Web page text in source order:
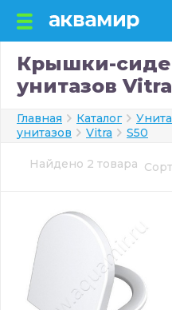
Крышки-
унитазов
Главная Каталог
унитазов
Vitra S50
Найдено 2 товара